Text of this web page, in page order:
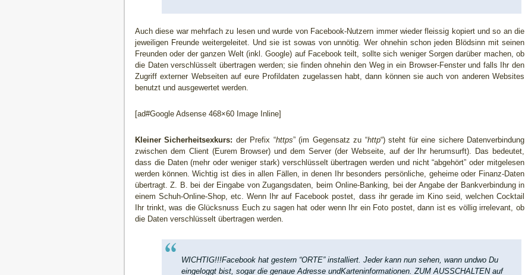
Auch diese war mehrfach zu lesen und wurde von Facebook-Nutzern immer wieder fleissig kopiert und so an die
jeweiligen Freunde weitergeleitet. Und sie ist sowas von unnötig. Wer ohnehin schon jeden Blödsinn mit seinen
Freunden oder der ganzen Welt (inkl. Google) auf Facebook teilt, sollte sich weniger Sorgen darüber machen, ob
die Daten verschlüsselt übertragen werden; sie finden ohnehin den Weg in ein Browser-Fenster und falls Ihr den
Zugriff externer Webseiten auf eure Profildaten zugelassen habt, dann können sie auch von anderen Websites
benutzt und ausgewertet werden.
[ad#Google Adsense 468×60 Image Inline]
Kleiner Sicherheitsexkurs: der Prefix “https” (im Gegensatz zu “http“) steht für eine sichere Datenverbindung
zwischen dem Client (Eurem Browser) und dem Server (der Webseite, auf der Ihr herumsurft). Das bedeutet,
dass die Daten (mehr oder weniger stark) verschlüsselt übertragen werden und nicht “abgehört” oder mitgelesen
werden können. Wichtig ist dies in allen Fällen, in denen Ihr besonders persönliche, geheime oder Finanz-Daten
übertragt. Z. B. bei der Eingabe von Zugangsdaten, beim Online-Banking, bei der Angabe der Bankverbindung in
einem Schuh-Online-Shop, etc. Wenn Ihr auf Facebook postet, dass ihr gerade im Kino seid, welchen Cocktail
Ihr trinkt, was die Glücksnuss Euch zu sagen hat oder wenn Ihr ein Foto postet, dann ist es völlig irrelevant, ob
die Daten verschlüsselt übertragen werden.
WICHTIG!!!Facebook hat gestern “ORTE” installiert. Jeder kann nun sehen, wann undwo Du
eingeloggt bist, sogar die genaue Adresse undKarteninformationen. ZUM AUSSCHALTEN auf